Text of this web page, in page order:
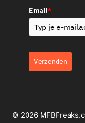
Email*
Verzenden
© 2026